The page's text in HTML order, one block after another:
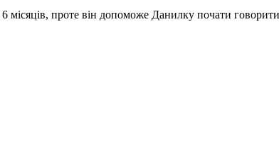
місяців, проте він допоможе Данилку почати